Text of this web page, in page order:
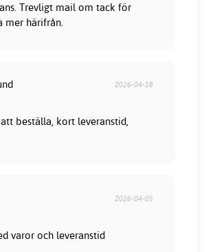
Trevligt mail om tack för
mer härifrån.
2026-04-18
beställa, kort leveranstid,
2026-04-05
varor och leveranstid